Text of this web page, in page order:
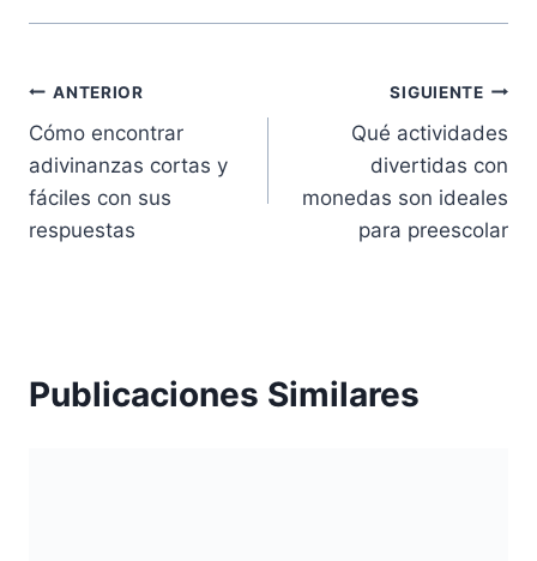
Navegación
de
entradas
ANTERIOR
Cómo encontrar
adivinanzas cortas y
fáciles con sus
respuestas
SIGUIENTE
Qué actividades
divertidas con
monedas son ideales
para preescolar
Publicaciones Similares